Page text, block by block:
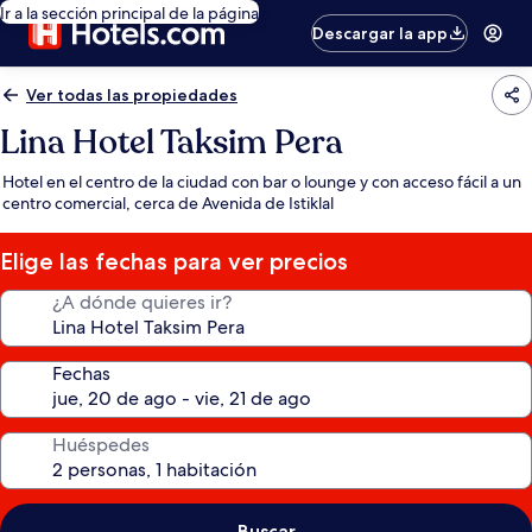
Ir a la sección principal de la página
Descargar la app
Ver todas las propiedades
Lina Hotel Taksim Pera
Hotel en el centro de la ciudad con bar o lounge y con acceso fácil a un
centro comercial, cerca de Avenida de Istiklal
Elige las fechas para ver precios
¿A dónde quieres ir?
Fechas
Huéspedes